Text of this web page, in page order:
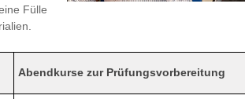
Fülle
Abendkurse zur Prüfungsvorbereitung